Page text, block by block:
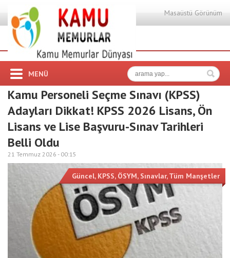
Masaüstü Görünüm
MENÜ
Kamu Personeli Seçme Sınavı (KPSS)
Adayları Dikkat! KPSS 2026 Lisans, Ön
Lisans ve Lise Başvuru-Sınav Tarihleri
Belli Oldu
21 Temmuz 2026 - 00:15
Güncel, KPSS, ÖSYM, Sınavlar,Tüm Manşetler